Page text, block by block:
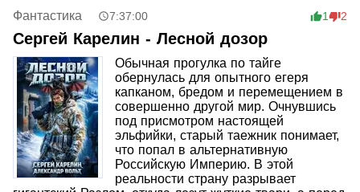
противник, гораздо более тонкий, непредсказуемый и
смертоносный, чем пришельцы с Земли. Читателя
ждет захватывающая история о столкновении
кардинально разных разумных видов, культур и
мировоззрений в удивительном чуждом мире.
Фантастика 7:37:00 1 2
Сергей Карелин - Лесной дозор
Обычная прогулка по тайге
обернулась для опытного егеря
капканом, бредом и перемещением в
совершенно другой мир. Очнувшись
под присмотром настоящей
эльфийки, старый таежник понимает,
что попал в альтернативную
Российскую Империю. В этой
реальности страну разрывает